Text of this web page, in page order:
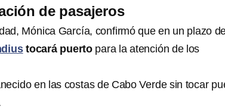
de pasajeros
Mónica García, confirmó que en un plazo
tocará puerto para la atención de los
en las costas de Cabo Verde sin tocar